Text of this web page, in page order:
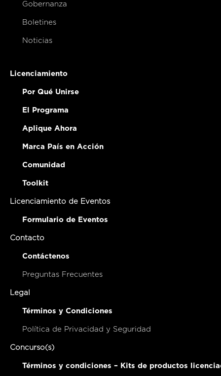
Gobernanza
Boletines
Noticias
Licenciamiento
Por Qué Unirse
El Programa
Aplique Ahora
Marca País en Acción
Comunidad
Toolkit
Licenciamiento de Eventos
Formulario de Eventos
Contacto
Contáctenos
Preguntas Frecuentes
Legal
Términos y Condiciones
Política de Privacidad y Seguridad
Concurso(s)
Términos y condiciones – Kits de productos